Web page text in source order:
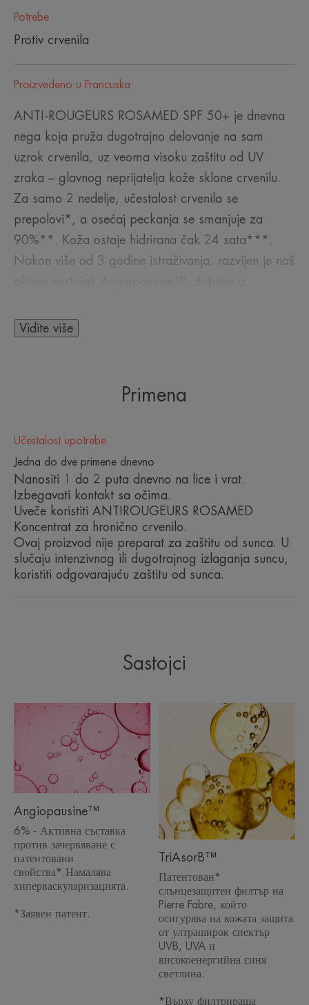
Potrebe
Protiv crvenila
Proizvedeno u Francuska
ANTI-ROUGEURS ROSAMED SPF 50+ je dnevna
nega koja pruža dugotrajno delovanje na sam
uzrok crvenila, uz veoma visoku zaštitu od UV
zraka – glavnog neprijatelja kože sklone crvenilu.
Za samo 2 nedelje, učestalost crvenila se
prepolovi*, a osećaj peckanja se smanjuje za
90%**. Koža ostaje hidrirana čak 24 sata***.
Nakon više od 3 godine istraživanja, razvijen je naš
smanjuje vidljivost sitnih krvnih sudova na koži.
• VEOMA VISOKA ZAŠTITA OD SUNCA | SPF
• SMANJENJE INTENZITETA I UČESTALOSTI
CRVENILA*
• ZNAČAJNA EFIKASNOST ROSAMED RUTINE
NA KVALITET ŽIVOTA****
TEKSTURA ОКРУЖАЮЩАЯ СРЕДА
* Iznenadna, prolazna crvenila (sa/bez osećaja naleta toplote). Klinička
studija, samoprocena, 36 ispitanika, 2 nanošenja dnevno. Rezultati nakon
*** Kinetika hidratacije, 21 ispitanik.
* Iznenadna, prolazna crvenila (sa/bez osećaja naleta toplote). Klinička
studija, samoprocena pod dermatološkim nadzorom, 36 ispitanika, 2
nanošenja dnevno. Rezultati nakon 14 dana.
**** Klinička studija, upitnik o kvalitetu života povezanom s rozaceom
(ROSAQol), rezultati emocionalnog dela, 25 ispitanika, 2 nanošenja dnevno
Rosamed rutine (Zaštitni hidratantni koncentrat ujutru i Koncentrat za
hronično crvenilo uveče) tokom 29 dana.
Vidite više
Primena
Učestalost upotrebe
Jedna do dve primene dnevno
Nanositi 1 do 2 puta dnevno na lice i vrat.
Izbegavati kontakt sa očima.
Uveče koristiti ANTIROUGEURS ROSAMED
Koncentrat za hronično crvenilo.
Ovaj proizvod nije preparat za zaštitu od sunca. U
slučaju intenzivnog ili dugotrajnog izlaganja suncu,
koristiti odgovarajuću zaštitu od sunca.
Sastojci
Angiopausine™
6% - Активна съставка
против зачервяване с
патентовани
свойства*.Намалява
хиперваскуларизацията.
*Заявен патент.
TriAsorB™
Патентован*
слънцезащитен филтър на
Pierre Fabre, който
осигурява на кожата защита
от ултраширок спектър
UVB, UVA и
високоенергийна синя
светлина.
*Върху филтрираща